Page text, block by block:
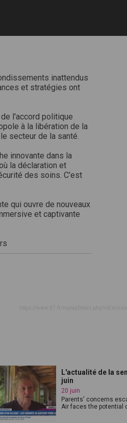
inattendus
et stratégies ont
l'accord politique
à la libération de la
secteur de la santé.
innovante dans la
la déclaration et
des soins. C'est
qui ouvre de nouveaux
et captivante
L'actualité de la
juin
20 juin
Parents' concerns
Air faces the potential